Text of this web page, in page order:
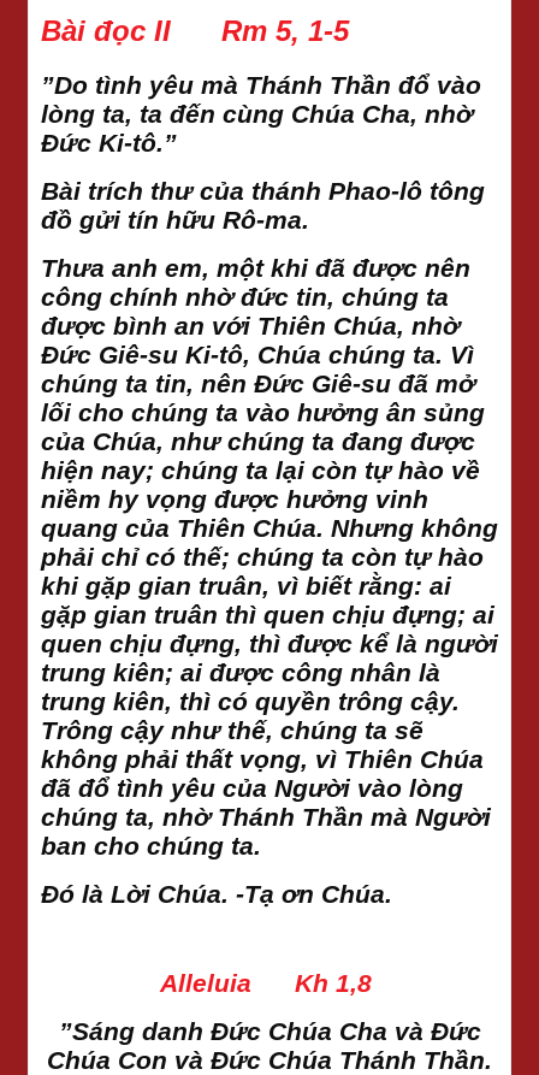
Bài đọc II Rm 5, 1-5
”Do tình yêu mà Thánh Thần đổ vào
lòng ta, ta đến cùng Chúa Cha, nhờ
Đức Ki-tô.”
Bài trích thư của thánh Phao-lô tông
đồ gửi tín hữu Rô-ma.
Thưa anh em, một khi đã được nên
công chính nhờ đức tin, chúng ta
được bình an với Thiên Chúa, nhờ
Đức Giê-su Ki-tô, Chúa chúng ta. Vì
chúng ta tin, nên Đức Giê-su đã mở
lối cho chúng ta vào hưởng ân sủng
của Chúa, như chúng ta đang được
hiện nay; chúng ta lại còn tự hào về
niềm hy vọng được hưởng vinh
quang của Thiên Chúa. Nhưng không
phải chỉ có thế; chúng ta còn tự hào
khi gặp gian truân, vì biết rằng: ai
gặp gian truân thì quen chịu đựng; ai
quen chịu đựng, thì được kể là người
trung kiên; ai được công nhân là
trung kiên, thì có quyền trông cậy.
Trông cậy như thế, chúng ta sẽ
không phải thất vọng, vì Thiên Chúa
đã đổ tình yêu của Người vào lòng
chúng ta, nhờ Thánh Thần mà Người
ban cho chúng ta.
Đó là Lời Chúa. -Tạ ơn Chúa.
Alleluia Kh 1,8
”Sáng danh Đức Chúa Cha và Đức
Chúa Con và Đức Chúa Thánh Thần.